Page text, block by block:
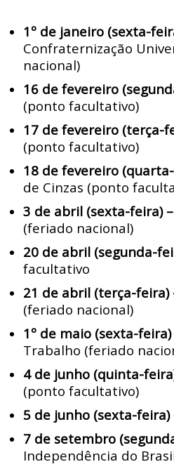
1º de janeiro (sexta-
Confraternização
nacional)
16 de fevereiro
(ponto facultativo)
17 de fevereiro (terça-
(ponto facultativo)
18 de fevereiro
de Cinzas (ponto
3 de abril (sexta-feira) –
(feriado nacional)
20 de abril (segunda-
facultativo
21 de abril (terça-feira)
(feriado nacional)
1º de maio (sexta-feira)
Trabalho (feriado
4 de junho (quinta-
(ponto facultativo)
5 de junho (sexta-feira)
7 de setembro
Independência do